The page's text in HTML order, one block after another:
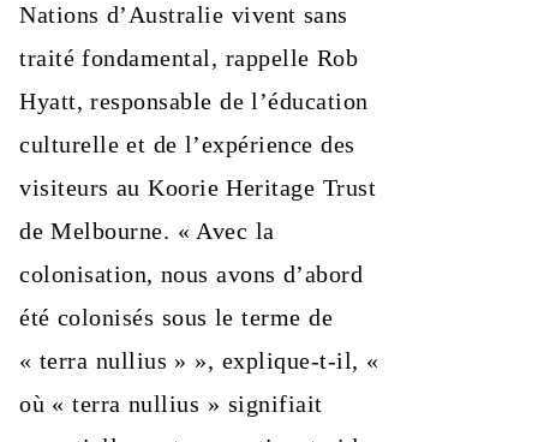
Nations d’Australie vivent sans
traité fondamental, rappelle Rob
Hyatt, responsable de l’éducation
culturelle et de l’expérience des
visiteurs au Koorie Heritage Trust
de Melbourne. « Avec la
colonisation, nous avons d’abord
été colonisés sous le terme de
« terra nullius » », explique-t-il, «
où « terra nullius » signifiait